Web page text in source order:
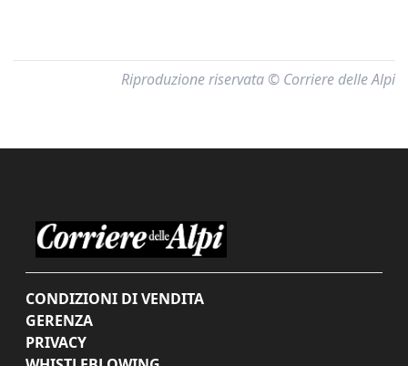
Riproduzione riservata © Corriere delle Alpi
CONDIZIONI DI VENDITA
GERENZA
PRIVACY